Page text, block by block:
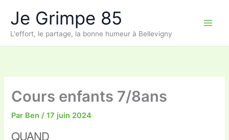
contenu
Je Grimpe 85
L'effort, le partage, la bonne humeur à Bellevigny
Cours enfants 7/8ans
Par Ben/17 juin 2024
QUAND